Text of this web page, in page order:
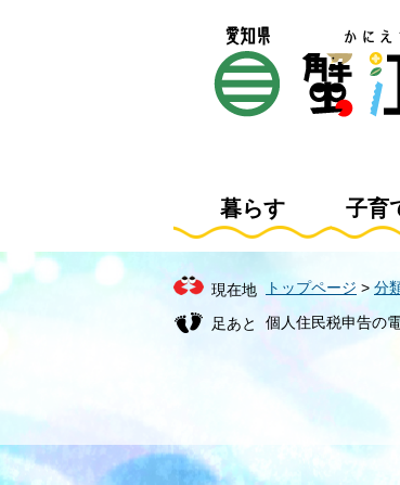
文
へ
暮らす 子育
現在地 トップページ >分
個人住民税申告の